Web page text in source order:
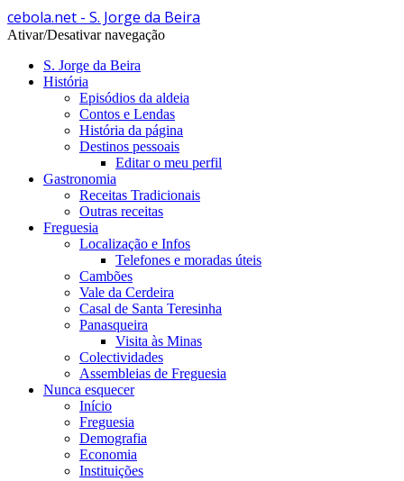
cebola.net - S. Jorge da Beira
Ativar/Desativar navegação
S. Jorge da Beira
História
Episódios da aldeia
Contos e Lendas
História da página
Destinos pessoais
Editar o meu perfil
Gastronomia
Receitas Tradicionais
Outras receitas
Freguesia
Localização e Infos
Telefones e moradas úteis
Cambões
Vale da Cerdeira
Casal de Santa Teresinha
Panasqueira
Visita às Minas
Colectividades
Assembleias de Freguesia
Nunca esquecer
Início
Freguesia
Demografia
Economia
Instituições